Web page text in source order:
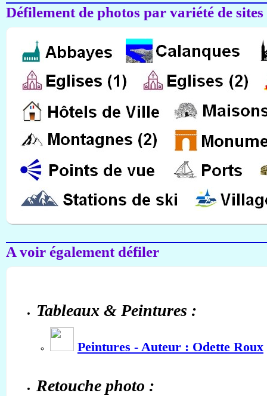
Défilement de photos par variété de
A voir également défiler
Tableaux & Peintures :
Peintures - Auteur : Odette Roux
Retouche photo :